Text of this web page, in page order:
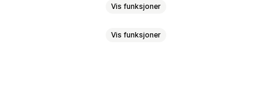
Vis funksjoner
Vis funksjoner